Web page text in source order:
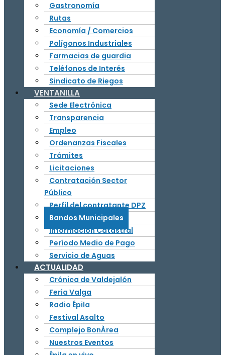
Gastronomía
Rutas
Economía / Comercios
Polígonos Industriales
Farmacias de guardia
Teléfonos de Interés
Sindicato de Riegos
VENTANILLA
Sede Electrónica
Transparencia
Empleo
Ordenanzas Fiscales
Trámites
Licitaciones
Contratación Sector
Público
Perfil del contratante DPZ
Bandos Municipales
Información Catastral
Período Medio de Pago
Servicio de Aguas
ACTUALIDAD
Crónica de Valdejalón
Feria Valga
Radio Épila
Festival Asalto
Complejo BonÀrea
Nuestros Eventos